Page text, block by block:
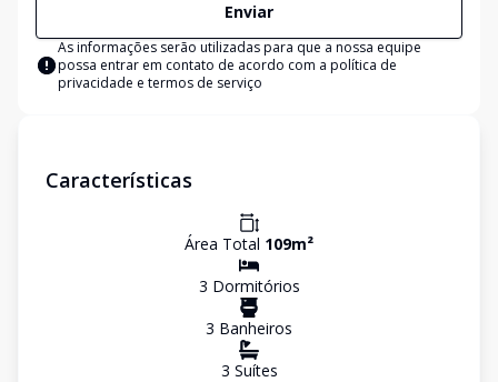
Enviar
As informações serão utilizadas para que a nossa equipe
possa entrar em contato de acordo com a política de
privacidade e termos de serviço
Características
Área Total 109m²
3 Dormitórios
3 Banheiros
3 Suítes